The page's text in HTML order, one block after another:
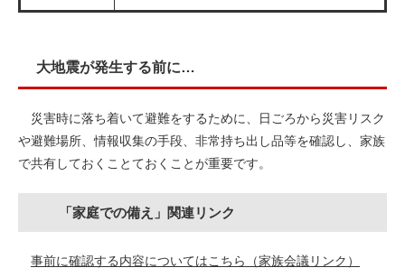
大地震が発生する前に…
災害時に落ち着いて避難をするために、日ごろから災害リスク
や避難場所、情報収集の手段、非常持ち出し品等を確認し、家族
で共有しておくことておくことが重要です。
「家庭での備え」関連リンク
事前に確認する内容についてはこちら（家族会議リンク）